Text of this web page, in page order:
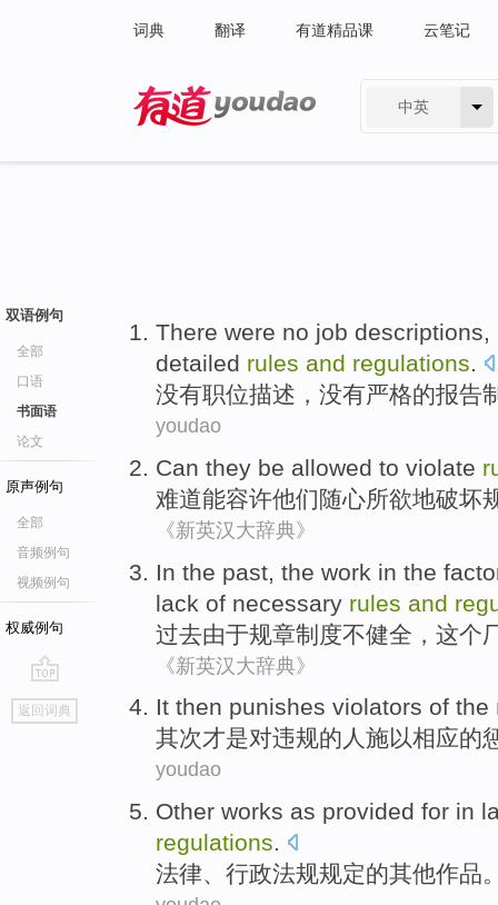
词典 翻译 有道精品课 云笔记
中英
双语例句
全部
口语
书面语
论文
原声例句
全部
音频例句
视频例句
权威例句
go
top
返回词典
There were no job descriptions,
detailed rules and regulations.
没有职位描述 ，没有严格的报告
youdao
Can they be allowed to violate
难道能容许他们随心所欲地破坏
《新英汉大辞典》
In the past the work in the
lack of necessary rules and
过去由于规章制度不健全， 这个
《新英汉大辞典》
It then punishes violators of the
其次才是对违规的人施以相应的
youdao
Other works as provided for in
regulations.
法律、 行政法规规定的其他作品